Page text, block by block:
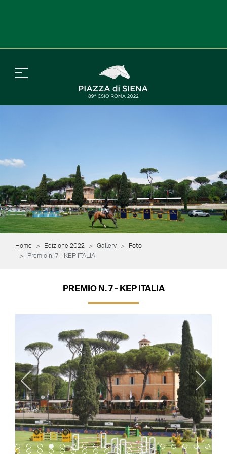
Home Edizione 2022 Gallery
Foto
Premio n. 7 - KEP ITALIA
PREMIO N. 7 - KEP ITALIA
Item 0Item 1Item 2Item 3Item 4Item 5Item 6Item 7Item 8Item 9Item 10
Item 11Item 12Item 13Item 14Item 15
Item 16Item